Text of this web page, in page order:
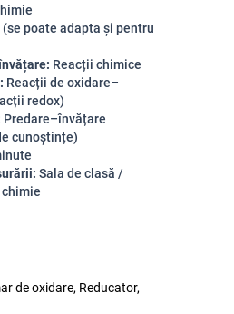
(se poate adapta și pentru
Reacții chimice
Reacții de oxidare–
redox)
Predare–învățare
cunoștințe)
Sala de clasă /
chimie
de oxidare, Reducator,